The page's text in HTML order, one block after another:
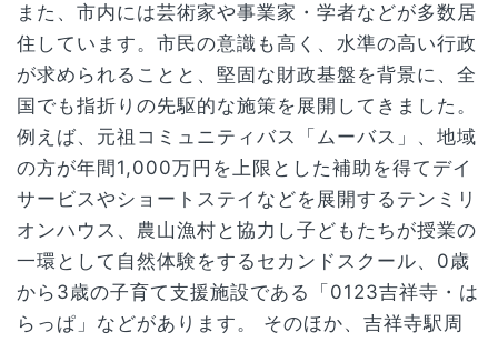
また、市内には芸術家や事業家・学者などが多数居
住しています。市民の意識も高く、水準の高い行政
が求められることと、堅固な財政基盤を背景に、全
国でも指折りの先駆的な施策を展開してきました。
例えば、元祖コミュニティバス「ムーバス」、地域
の方が年間1,000万円を上限とした補助を得てデイ
サービスやショートステイなどを展開するテンミリ
オンハウス、農山漁村と協力し子どもたちが授業の
一環として自然体験をするセカンドスクール、0歳
から3歳の子育て支援施設である「0123吉祥寺・は
らっぱ」などがあります。 そのほか、吉祥寺駅周